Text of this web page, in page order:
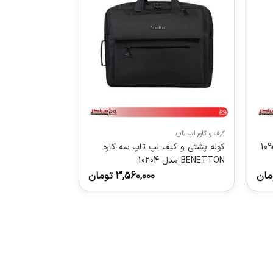
کیف و کاور لپ تاپ
کوله پشتی و کیف لپ تاپ سه کاره
BENETTON مدل 10204
3,560,000 تومان